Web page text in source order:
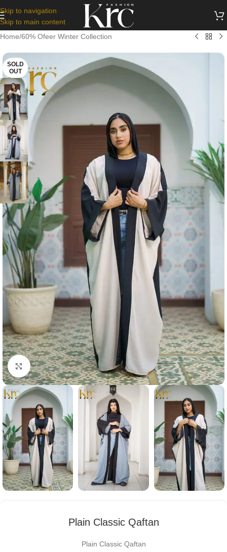
Skip to navigation
Skip to main content
Home/60% Ofeer Winter Collection
SOLD
OUT
Click to enlarge
Plain Classic Qaftan
Plain Classic Qaftan